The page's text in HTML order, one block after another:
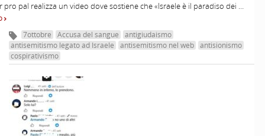
pro pal realizza un video dove sostiene che «Israele è il paradiso dei …
7ottobre Accusa del sangue
antigiudaismo
antisemitismo legato ad Israele
antisemitismo nel web
antisionismo
cospirativismo